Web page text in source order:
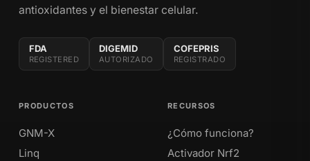
antioxidantes y el bienestar celular.
FDA
REGISTERED
DIGEMID
AUTORIZADO
COFEPRIS
REGISTRADO
PRODUCTOS
GNM-X
Linq
RECURSOS
¿Cómo funciona?
Activador Nrf2